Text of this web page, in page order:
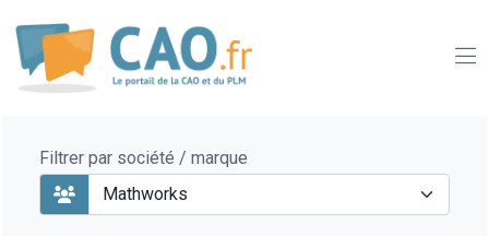
Filtrer par société / marque